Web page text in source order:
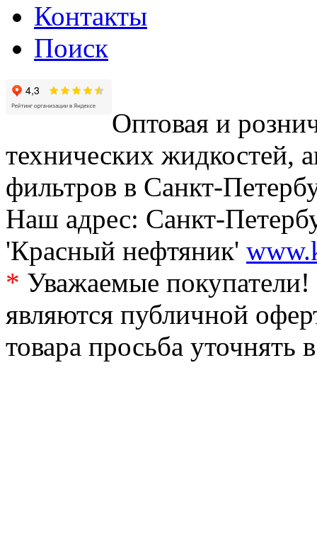
Контакты
Поиск
Оптовая и
технических жидкостей,
фильтров в Санкт-
Наш адрес: Санкт-
'Красный нефтяник'
* Уважаемые
являются публичной
товара просьба уточнять